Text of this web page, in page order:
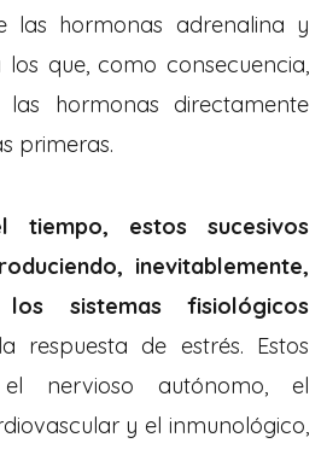
las hormonas adrenalina y
que, como consecuencia,
hormonas directamente
primeras.
tiempo, estos sucesivos
inevitablemente,
sistemas fisiológicos
respuesta de estrés. Estos
nervioso autónomo, el
y el inmunológico,